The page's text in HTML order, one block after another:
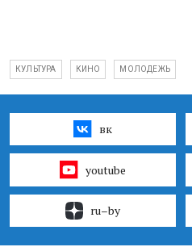
КУЛЬТУРА КИНО МОЛОДЕЖЬ
вк
youtube
ru–by